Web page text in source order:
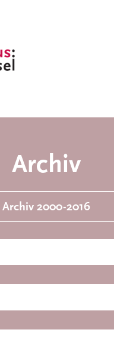
Archiv
Archiv 2000-2016